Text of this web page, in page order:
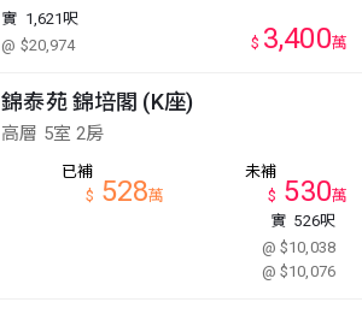
實 1,621呎
@ $20,974
$ 3,400萬
錦泰苑 錦培閣 (K座)
高層 5室 2房
實 526呎
@ $10,038
@ $10,076
已補
$ 528萬
未補
$ 530萬